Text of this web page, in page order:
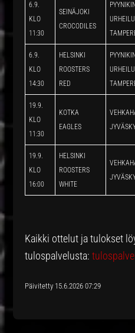
6.9.
KLO
11:30
SEINÄJOKI
CROCODILES
PYYNIKIN
6.9.
KLO
14:30
HELSINKI
ROOSTERS
RED
PYYNIKIN
19.9.
KLO
11:30
KOTKA
EAGLES
19.9.
KLO
16:00
HELSINKI
ROOSTERS
WHITE
Kaikki ottelut ja tulokset
tulospalvelusta:
Päivitetty 15.6.2026 07:29